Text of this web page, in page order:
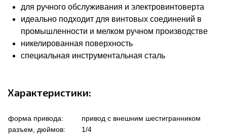
для ручного обслуживания и электровинтоверта
идеально подходит для винтовых соединений в
промышленности и мелком ручном производстве
никелированная поверхность
специальная инструментальная сталь
Характеристики:
форма привода:
привод с внешним шестигранником
разъем, дюймов:
1/4